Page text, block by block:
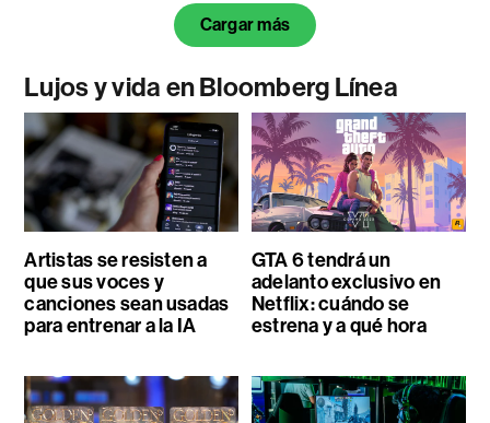
Cargar más
Lujos y vida en Bloomberg Línea
Artistas se resisten a
que sus voces y
canciones sean usadas
para entrenar a la IA
GTA 6 tendrá un
adelanto exclusivo en
Netflix: cuándo se
estrena y a qué hora